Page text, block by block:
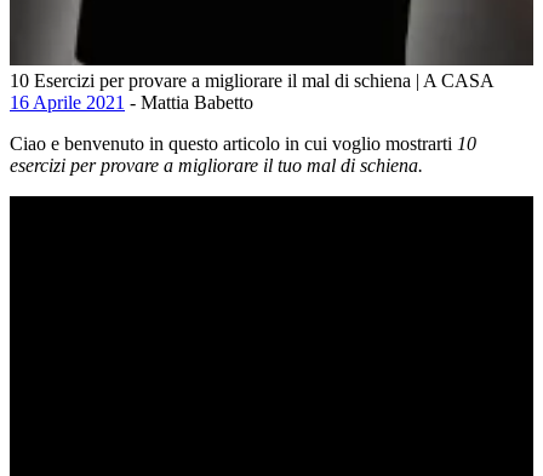
10 Esercizi per provare a migliorare il mal di schiena | A CASA
16 Aprile 2021 - Mattia Babetto
Ciao e benvenuto in questo articolo in cui voglio mostrarti 10
esercizi per provare a migliorare il tuo mal di schiena.